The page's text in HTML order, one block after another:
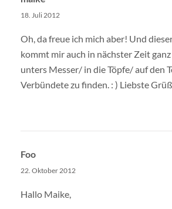
18. Juli 2012
Oh, da freue ich mich aber! Und
kommt mir auch in nächster Zeit
unters Messer/ in die Töpfe/ auf den
Verbündete zu finden. : ) Liebste
Foo
22. Oktober 2012
Hallo Maike,